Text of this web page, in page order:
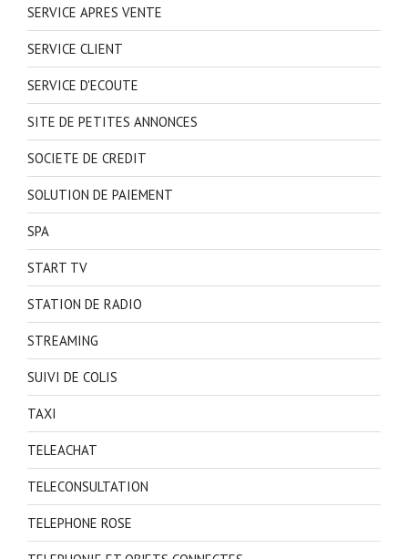
SERVICE APRES VENTE
SERVICE CLIENT
SERVICE D'ECOUTE
SITE DE PETITES ANNONCES
SOCIETE DE CREDIT
SOLUTION DE PAIEMENT
SPA
START TV
STATION DE RADIO
STREAMING
SUIVI DE COLIS
TAXI
TELEACHAT
TELECONSULTATION
TELEPHONE ROSE